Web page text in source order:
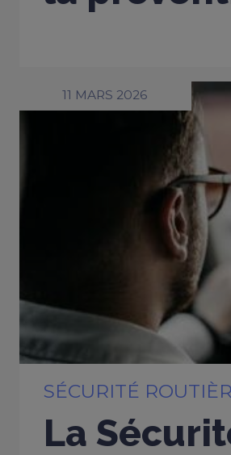
11 MARS 2026
SÉCURITÉ
La